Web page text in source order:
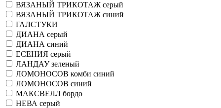
ВЯЗАНЫЙ ТРИКОТАЖ серый
ВЯЗАНЫЙ ТРИКОТАЖ синий
ГАЛСТУКИ
ДИАНА серый
ДИАНА синий
ЕСЕНИЯ серый
ЛАНДАУ зеленый
ЛОМОНОСОВ комби синий
ЛОМОНОСОВ синий
МАКСВЕЛЛ бордо
НЕВА серый